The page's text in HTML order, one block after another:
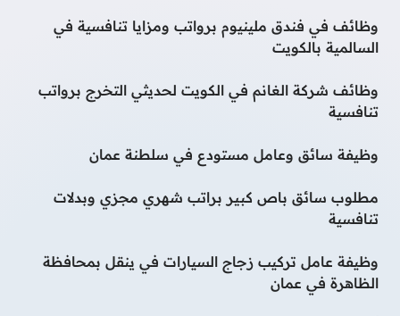
وظائف في فندق ملينيوم برواتب ومزايا تنافسية في
السالمية بالكويت
وظائف شركة الغانم في الكويت لحديثي التخرج برواتب
تنافسية
وظيفة سائق وعامل مستودع في سلطنة عمان
مطلوب سائق باص كبير براتب شهري مجزي وبدلات
تنافسية
وظيفة عامل تركيب زجاج السيارات في ينقل بمحافظة
الظاهرة في عمان